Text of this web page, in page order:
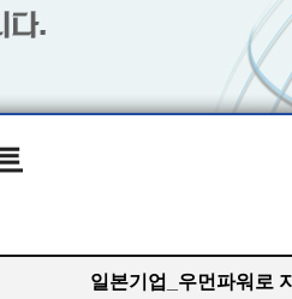
일본기업_우먼파워로